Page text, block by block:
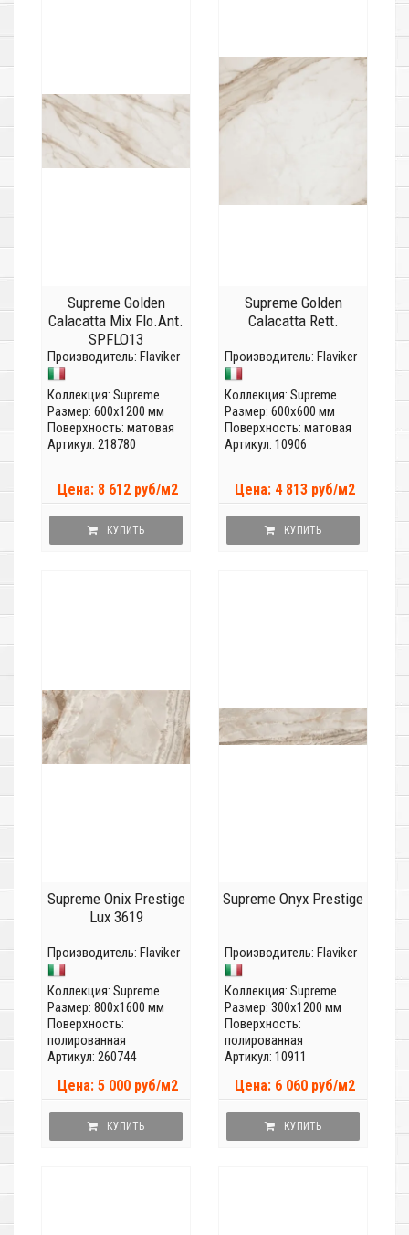
Supreme Golden
Calacatta Mix Flo.Ant.
SPFLO13
Производитель: Flaviker
Коллекция: Supreme
Размер: 600x1200 мм
Поверхность: матовая
Артикул: 218780
Цена: 8 612 руб/м2
КУПИТЬ
Supreme Golden
Calacatta Rett.
Производитель: Flaviker
Коллекция: Supreme
Размер: 600x600 мм
Поверхность: матовая
Артикул: 10906
Цена: 4 813 руб/м2
КУПИТЬ
Supreme Onix Prestige
Lux 3619
Производитель: Flaviker
Коллекция: Supreme
Размер: 800x1600 мм
Поверхность:
полированная
Артикул: 260744
Цена: 5 000 руб/м2
КУПИТЬ
Supreme Onyx Prestige
Производитель: Flaviker
Коллекция: Supreme
Размер: 300x1200 мм
Поверхность:
полированная
Артикул: 10911
Цена: 6 060 руб/м2
КУПИТЬ